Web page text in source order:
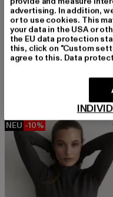
AIMN
Sense
Derzeitiger Preis: 71,99
NEU -10%
advertising. In addition,
or to use cookies. This
your data in the USA or
the EU data protection
this, click on "Custom
agree to this. Data